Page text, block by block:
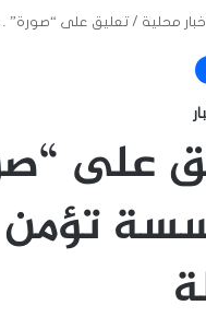
اخبار محلية / تعليق على “صورة”
على
تؤمن